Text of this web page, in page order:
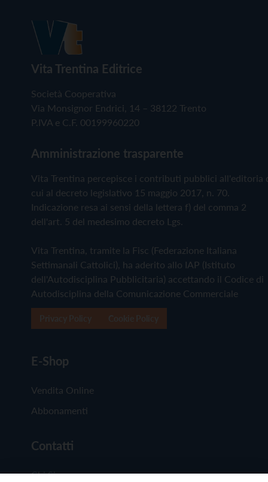
Vita Trentina Editrice
Società Cooperativa
Via Monsignor Endrici, 14 – 38122 Trento
P.IVA e C.F. 00199960220
Amministrazione trasparente
Vita Trentina percepisce i contributi pubblici all'editoria
cui al decreto legislativo 15 maggio 2017, n. 70.
Indicazione resa ai sensi della lettera f) del comma 2
dell'art. 5 del medesimo decreto Lgs.
Vita Trentina, tramite la Fisc (Federazione Italiana
Settimanali Cattolici), ha aderito allo IAP (Istituto
dell'Autodisciplina Pubblicitaria) accettando il Codice di
Autodisciplina della Comunicazione Commerciale
E-Shop
Vendita Online
Abbonamenti
Contatti
Chi Siamo